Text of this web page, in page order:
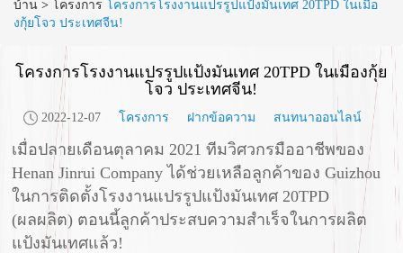
บ้าน > โครงการ โครงการโรงงานแปรรูปแป้งมันเทศ 20TPD ในเมือ
งกุ้ยโจว ประเทศจีน!
โครงการโรงงานแปรรูปแป้งมันเทศ 20TPD ในเมืองกุ้ย
โจว ประเทศจีน!
2022-12-07 โครงการ ฝากข้อความ สนทนาออนไลน์
เมื่อปลายเดือนตุลาคม 2021 ทีมวิศวกรมืออาชีพของ
Henan Jinrui Company ได้ช่วยเหลือลูกค้าของ Guizhou
ในการติดตั้งโรงงานแปรรูปแป้งมันเทศ 20TPD
(ผลผลิต) ตอนนี้ลูกค้าประสบความสำเร็จในการผลิต
แป้งมันเทศแล้ว!